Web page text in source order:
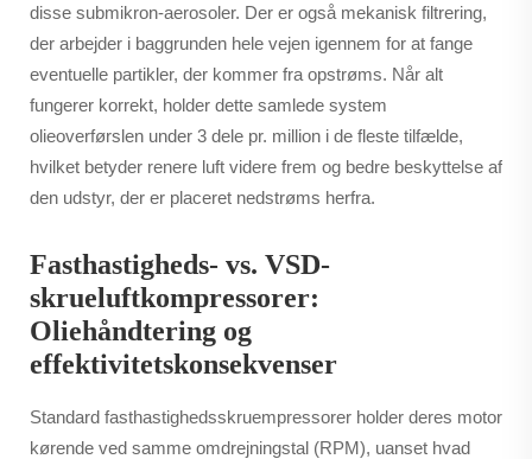
disse submikron-aerosoler. Der er også mekanisk filtrering,
der arbejder i baggrunden hele vejen igennem for at fange
eventuelle partikler, der kommer fra opstrøms. Når alt
fungerer korrekt, holder dette samlede system
olieoverførslen under 3 dele pr. million i de fleste tilfælde,
hvilket betyder renere luft videre frem og bedre beskyttelse af
den udstyr, der er placeret nedstrøms herfra.
Fasthastigheds- vs. VSD-
skrueluftkompressorer:
Oliehåndtering og
effektivitetskonsekvenser
Standard fasthastighedsskruempressorer holder deres motor
kørende ved samme omdrejningstal (RPM), uanset hvad